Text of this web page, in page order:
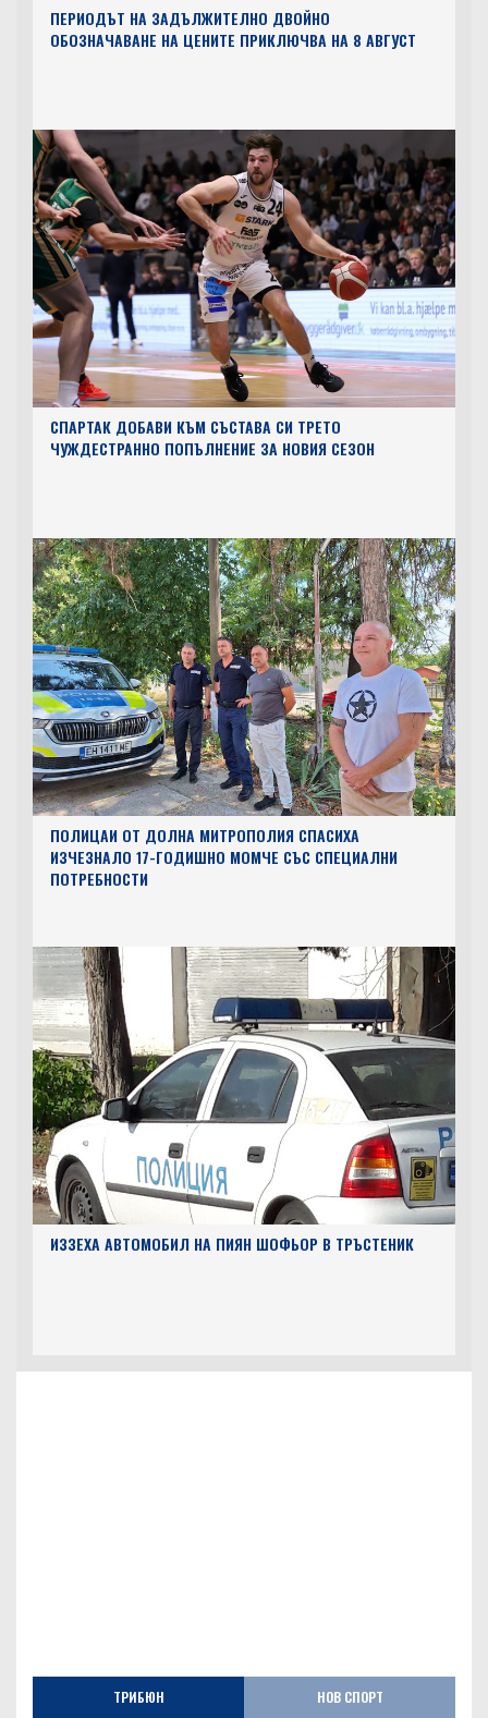
ПЕРИОДЪТ НА ЗАДЪЛЖИТЕЛНО ДВОЙНО
ОБОЗНАЧАВАНЕ НА ЦЕНИТЕ ПРИКЛЮЧВА НА 8 АВГУСТ
СПАРТАК ДОБАВИ КЪМ СЪСТАВА СИ ТРЕТО
ЧУЖДЕСТРАННО ПОПЪЛНЕНИЕ ЗА НОВИЯ СЕЗОН
ПОЛИЦАИ ОТ ДОЛНА МИТРОПОЛИЯ СПАСИХА
ИЗЧЕЗНАЛО 17-ГОДИШНО МОМЧЕ СЪС СПЕЦИАЛНИ
ПОТРЕБНОСТИ
ИЗЗЕХА АВТОМОБИЛ НА ПИЯН ШОФЬОР В ТРЪСТЕНИК
ТРИБЮН НОВ СПОРТ